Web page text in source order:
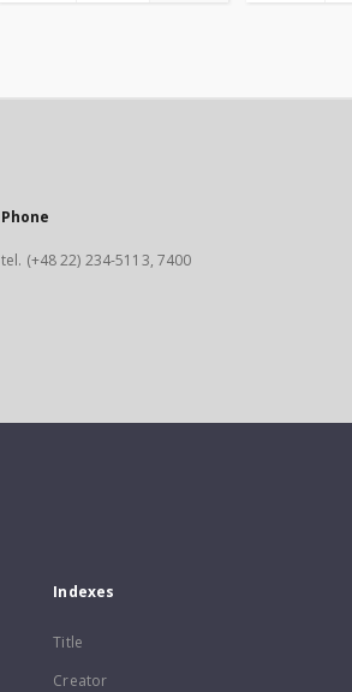
Phone
tel. (+48 22) 234-5113, 7400
Indexes
Title
Creator